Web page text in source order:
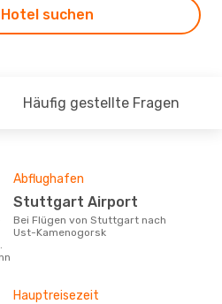
suchen
Häufig gestellte Fragen
Abflughafen
Stuttgart Airport
Bei Flügen von Stuttgart nach
Ust-Kamenogorsk
Hauptreisezeit